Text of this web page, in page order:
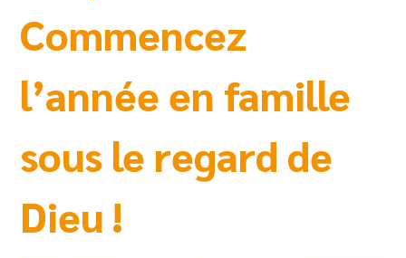
Commencez
l’année en famille
sous le regard de
Dieu !